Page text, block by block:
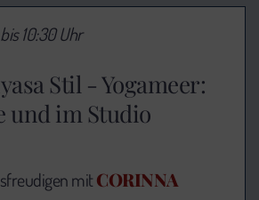
Stil - Yogameer:
und im Studio
10:30 Uhr
mitCORINNA